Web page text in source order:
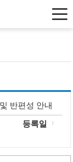
반편성 안내
등록일